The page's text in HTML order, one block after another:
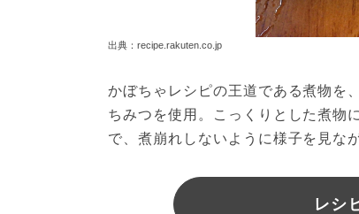
出典：recipe.rakuten.co.jp
かぼちゃレシピの王道である煮物を
ちみつを使用。こっくりとした煮物
で、煮崩れしないように様子を見な
レシ